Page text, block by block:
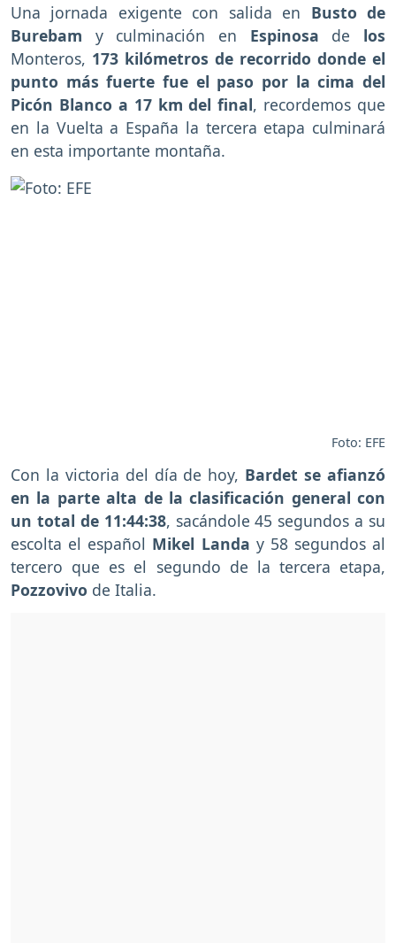
Una jornada exigente con salida en Busto de
Burebam y culminación en Espinosa de los
Monteros, 173 kilómetros de recorrido donde el
punto más fuerte fue el paso por la cima del
Picón Blanco a 17 km del final, recordemos que
en la Vuelta a España la tercera etapa culminará
en esta importante montaña.
Foto: EFE
Con la victoria del día de hoy, Bardet se afianzó
en la parte alta de la clasificación general con
un total de 11:44:38, sacándole 45 segundos a su
escolta el español Mikel Landa y 58 segundos al
tercero que es el segundo de la tercera etapa,
Pozzovivo de Italia.